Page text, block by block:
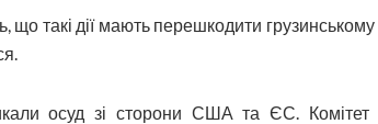
що такі дії мають перешкодити
осуд зі сторони США та ЄС. Комітет